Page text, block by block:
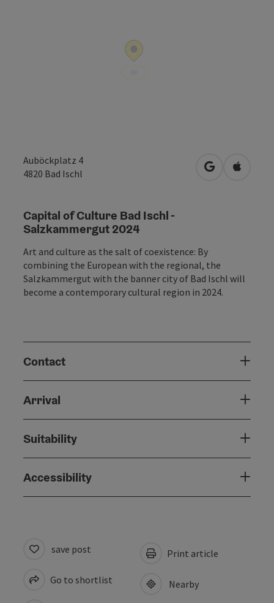
Auböckplatz 4
4820 Bad Ischl open inOpen in
Capital of Culture Bad Ischl -
Salzkammergut 2024
Art and culture as the salt of coexistence: By
combining the European with the regional, the
Salzkammergut with the banner city of Bad Ischl will
become a contemporary cultural region in 2024.
Contact
Arrival
Suitability
Accessibility
save post
Go to shortlist
Print article
Nearby